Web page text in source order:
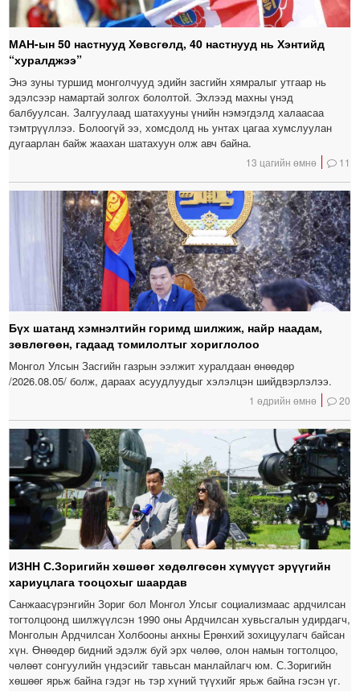
МАН-ын 50 настнууд Хөвсгөлд, 40 настнууд нь Хэнтийд
“хуралджээ”
Энэ зуны туршид монголчууд эдийн засгийн хямралыг утгаар нь
эдэлсээр намартай золгох бололтой. Эхлээд махны үнэд
балбуулсан. Залгуулаад шатахууны үнийн нэмэгдэлд халаасаа
тэмтрүүллээ. Болоогүй ээ, хомсдолд нь унтах цагаа хумслуулан
дугаарлан байж жаахан шатахуун олж авч байна.
13 цагийн өмнө 11
Бүх шатанд хэмнэлтийн горимд шилжиж, найр наадам,
зөвлөгөөн, гадаад томилолтыг хориглолоо
Монгол Улсын Засгийн газрын ээлжит хуралдаан өнөөдөр
/2026.08.05/ болж, дараах асуудлуудыг хэлэлцэн шийдвэрлэлээ.
1 өдрийн өмнө 20
ИЗНН С.Зоригийн хөшөөг хөдөлгөсөн хүмүүст эрүүгийн
хариуцлага тооцохыг шаардав
Санжаасүрэнгийн Зориг бол Монгол Улсыг социализмаас ардчилсан
тогтолцоонд шилжүүлсэн 1990 оны Ардчилсан хувьсгалын удирдагч,
Монголын Ардчилсан Холбооны анхны Ерөнхий зохицуулагч байсан
хүн. Өнөөдөр бидний эдэлж буй эрх чөлөө, олон намын тогтолцоо,
чөлөөт сонгуулийн үндэсийг тавьсан манлайлагч юм. С.Зоригийн
хөшөөг ярьж байна гэдэг нь тэр хүний түүхийг ярьж байна гэсэн үг.